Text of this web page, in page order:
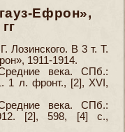
Ефрон»,
Лозинского. В 3 т. Т.
1911-1914.
века. СПб.:
1 л. фронт., [2], XVI,
века. СПб.:
[2], 598, [4] с.,